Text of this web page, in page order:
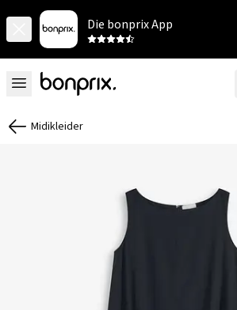
Die bonprix App
Midikleider